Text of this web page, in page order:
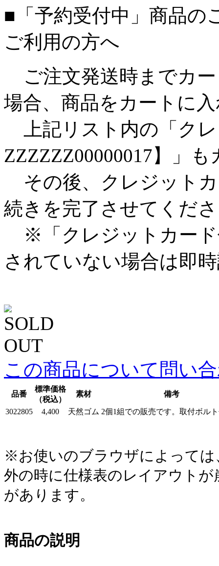
■「予約受付中」商品の
ご利用の方へ
ご注文発送時までカ
場合、商品をカートに
上記リスト内の「ク
ZZZZZZ00000017】」
その後、クレジット
続きを完了させてくだ
※「クレジットカード
されていない場合は即
この商品について問い
品番
標準価格
（税込）
素材 備考
3022805 4,400 天然ゴム 2個1組での販売です。取付ボル
※お使いのブラウザによっては
外の時に仕様表のレイアウト
があります。
商品の説明